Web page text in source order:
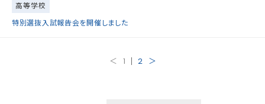
高等学校
特別選抜入試報告会を開催しました
＜ 1 2 ＞